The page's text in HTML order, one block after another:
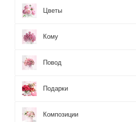
Цветы
Кому
Повод
Подарки
Композиции